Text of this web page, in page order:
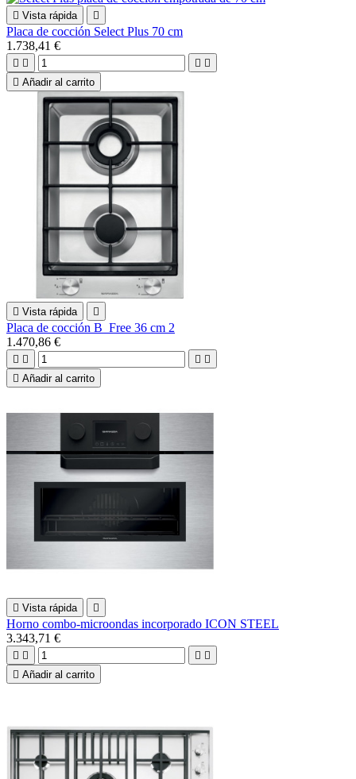
 Vista rápida 
Placa de cocción Select Plus 70 cm
1.738,41 €
   
 Añadir al carrito
 Vista rápida 
Placa de cocción B_Free 36 cm 2
1.470,86 €
   
 Añadir al carrito
 Vista rápida 
Horno combo-microondas incorporado ICON STEEL
3.343,71 €
   
 Añadir al carrito